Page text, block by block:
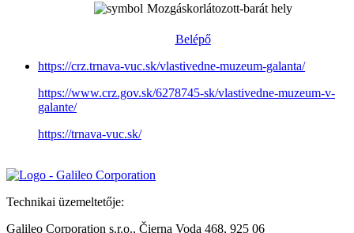
Mozgáskorlátozott-barát hely
Belépő
https://crz.trnava-vuc.sk/vlastivedne-muzeum-galanta/
https://www.crz.gov.sk/6278745-sk/vlastivedne-muzeum-v-
galante/
https://trnava-vuc.sk/
Technikai üzemeltetője:
Galileo Corporation s.r.o., Čierna Voda 468, 925 06